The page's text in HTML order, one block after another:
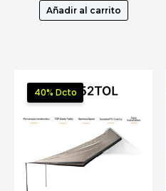
era:
$124.990.
actual
es:
Añadir al carrito
40% Dcto